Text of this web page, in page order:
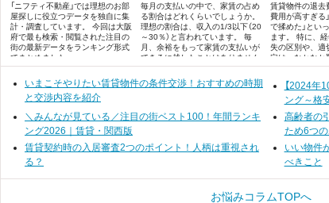
「ニフティ不動産」では理想のお部
屋探しに役立つデータを独自に集
計・調査しています。 今回は大阪
府で最も検索・閲覧された注目の
街の最新データをランキング形式
でまとめました。
毎月の支払いの中で、家賃の占め
る割合はどれくらいでしょうか。
理想の割合は、収入の1/3以下（20
～30％）と言われています。 毎
月、余裕をもって家賃の支払いが
できるに越したことはありません
が、人生は何が起こるか分かりま
せん。
賃貸物件の退去
費用が高すぎる
で揉めた」とい
ます。 特に、
失の区別や、適
定は、なかなか
いまこそやりたい賃貸物件の条件交渉！おすすめの時期
と交渉内容を紹介
【2024年
ング～格
＼みんなが見ている／注目の街ベスト100！年間ランキ
ング2026｜賃貸・関西版
高齢者の
ため6つ
賃貸契約時の入居審査2つのポイント！人柄は重視され
る？
いい物件
べきこと
お悩みコラムTOPへ